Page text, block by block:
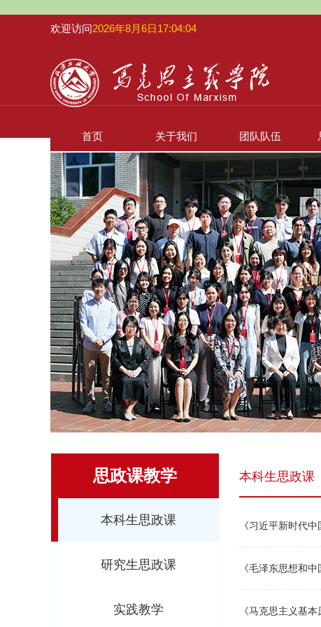
欢迎访问2026年8月6日17:04:05
首页 关于我们 团队队伍
思政课教学
本科生思政课
研究生思政课
实践教学
本科生思政课
《习近平新时代
《毛泽东思想和
《马克思主义基